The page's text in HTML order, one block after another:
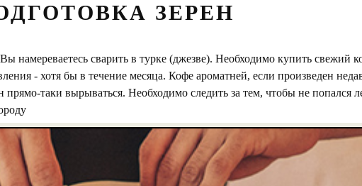
ЗЕРЕН
намереваетесь сварить в турке (джезве). Необходимо купить свежий
- хотя бы в течение месяца. Кофе ароматней, если произведен
прямо-таки вырываться. Необходимо следить за тем, чтобы не попался